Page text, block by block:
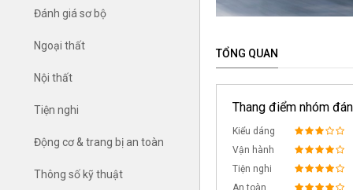
Đánh giá sơ bộ
Ngoại thất
Nội thất
Tiện nghi
Động cơ & trang bị an toàn
Thông số kỹ thuật
TỔNG QUAN
Thang điểm nhóm
Kiểu dáng
Vận hành
Tiện nghi
An toàn